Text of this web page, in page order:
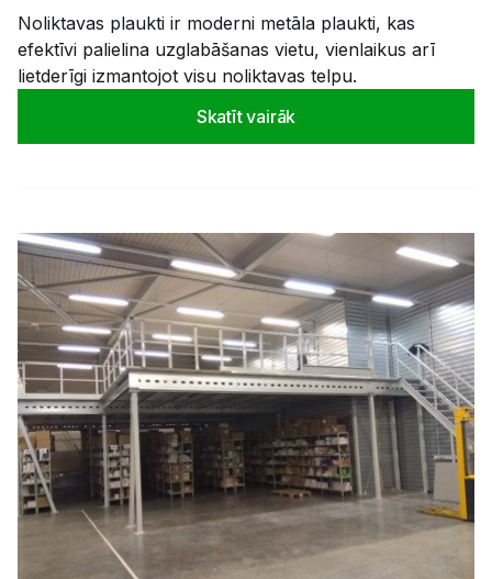
Noliktavas plaukti ir moderni metāla plaukti, kas
efektīvi palielina uzglabāšanas vietu, vienlaikus arī
lietderīgi izmantojot visu noliktavas telpu.
Skatīt vairāk